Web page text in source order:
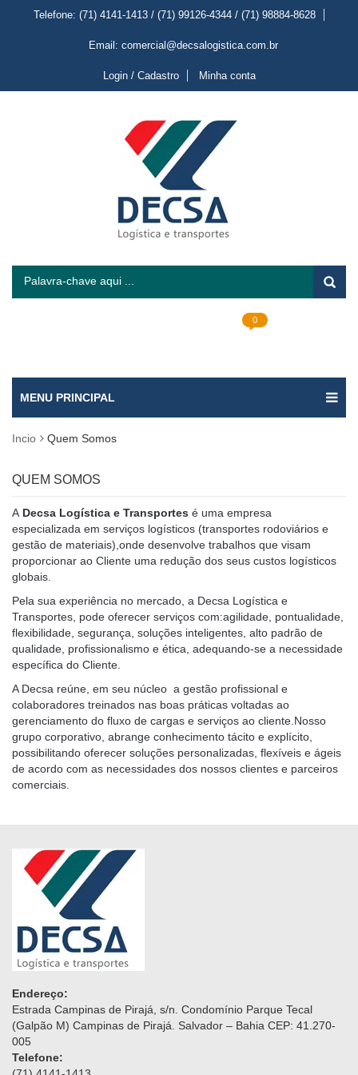
Telefone: (71) 4141-1413 / (71) 99126-4344 / (71) 98884-8628
Email: comercial@decsalogistica.com.br
Login / Cadastro Minha conta
0
MENU PRINCIPAL
Incio Quem Somos
QUEM SOMOS
A Decsa Logística e Transportes é uma empresa
especializada em serviços logísticos (transportes rodoviários e
gestão de materiais),onde desenvolve trabalhos que visam
proporcionar ao Cliente uma redução dos seus custos logísticos
globais.
Pela sua experiência no mercado, a Decsa Logística e
Transportes, pode oferecer serviços com:agilidade, pontualidade,
flexibilidade, segurança, soluções inteligentes, alto padrão de
qualidade, profissionalismo e ética, adequando-se a necessidade
específica do Cliente.
A Decsa reúne, em seu núcleo a gestão profissional e
colaboradores treinados nas boas práticas voltadas ao
gerenciamento do fluxo de cargas e serviços ao cliente.Nosso
grupo corporativo, abrange conhecimento tácito e explícito,
possibilitando oferecer soluções personalizadas, flexíveis e ágeis
de acordo com as necessidades dos nossos clientes e parceiros
comerciais.
Endereço:
Estrada Campinas de Pirajá, s/n. Condomínio Parque Tecal
(Galpão M) Campinas de Pirajá. Salvador – Bahia CEP: 41.270-
005
Telefone: